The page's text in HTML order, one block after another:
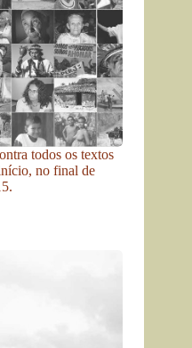
todos os textos
no final de